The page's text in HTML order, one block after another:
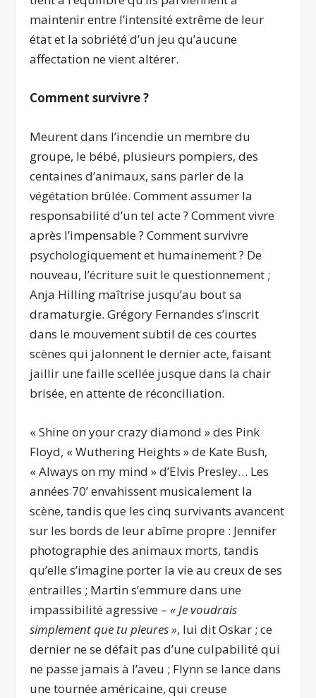
maintenir entre l’intensité extrême de leur
état et la sobriété d’un jeu qu’aucune
affectation ne vient altérer.
Comment survivre ?
Meurent dans l’incendie un membre du
groupe, le bébé, plusieurs pompiers, des
centaines d’animaux, sans parler de la
végétation brûlée. Comment assumer la
responsabilité d’un tel acte ? Comment vivre
après l’impensable ? Comment survivre
psychologiquement et humainement ? De
nouveau, l’écriture suit le questionnement ;
Anja Hilling maîtrise jusqu’au bout sa
dramaturgie. Grégory Fernandes s’inscrit
dans le mouvement subtil de ces courtes
scènes qui jalonnent le dernier acte, faisant
jaillir une faille scellée jusque dans la chair
brisée, en attente de réconciliation.
« Shine on your crazy diamond » des Pink
Floyd, « Wuthering Heights » de Kate Bush,
« Always on my mind » d’Elvis Presley… Les
années 70’ envahissent musicalement la
scène, tandis que les cinq survivants avancent
sur les bords de leur abîme propre : Jennifer
photographie des animaux morts, tandis
qu’elle s’imagine porter la vie au creux de ses
entrailles ; Martin s’emmure dans une
impassibilité agressive –« Je voudrais
simplement que tu pleures », lui dit Oskar ; ce
dernier ne se défait pas d’une culpabilité qui
ne passe jamais à l’aveu ; Flynn se lance dans
une tournée américaine, qui creuse